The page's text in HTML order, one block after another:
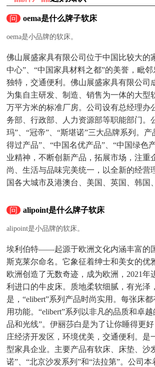
问 oema是什么牌子软床
oema是小品牌的软床。
佛山展盛家具有限公司位于中国比较大的
中心”、“中国家具材料之都”的美誉，毗
独特，交通便利。佛山展盛家具有限公司
为集自主研发、制造、销售为一体的大
万平方米的标准厂房。公司设有总经理
务部、行政部、人力资源部等职能部门。
玛”、“冠帝”、“斯堪诺”三大品牌系列。
得过产品”、“中国名优产品”、“中国绿色
业精神，不断创新产品，拓展市场，注
尚、生活与品味完美统一，以全新的经
国各大城市及港澳台、美国、英国、韩国
问 alipoint是什么牌子软床
alipoint是小品牌的软床。
埃利伯特——起源于欧洲文化内涵丰富的
斯克莱尔命名。它象征着绅士和美女的优
欧洲创造了无数奇迹，成为欧洲，2021
利进口的牛皮床。质地柔软细腻，有光
是，“elibert”系列产品时尚实用。每张床
用功能。“elibert”系列以非凡的品质和卓
品和光线”。伊丽莎白是为了让你睡得更
庄经济开发区，环境优美，交通便利。
型家具企业。主要产品有软床、床垫、沙
诺”、“北京沙发系列”和“法拉第”。公司